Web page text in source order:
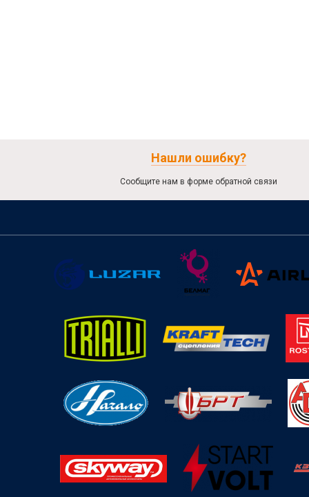
Нашли ошибку?
Сообщите нам в форме обратной связи